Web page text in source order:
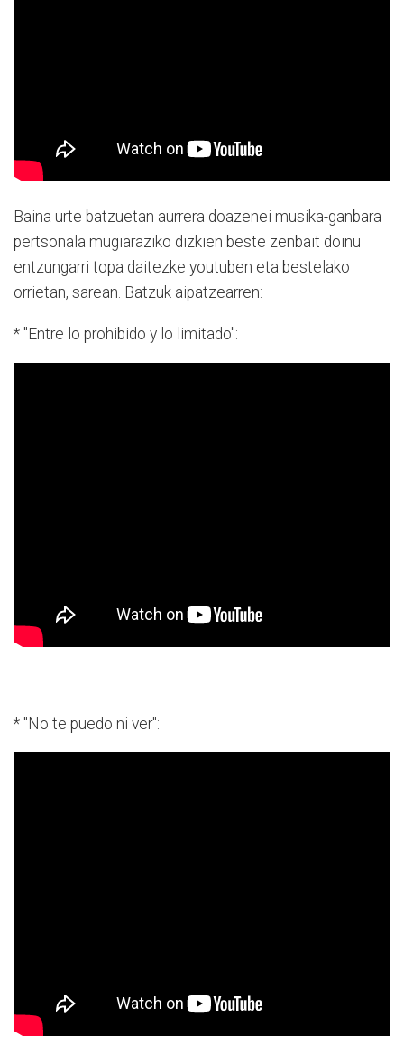
Baina urte batzuetan aurrera doazenei musika-ganbara
pertsonala mugiaraziko dizkien beste zenbait doinu
entzungarri topa daitezke youtuben eta bestelako
orrietan, sarean. Batzuk aipatzearren:
* "Entre lo prohibido y lo limitado":
* "No te puedo ni ver":